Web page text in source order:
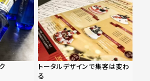
トータルデザインで集客は変わ
る